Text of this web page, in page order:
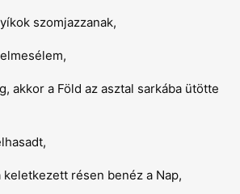
szomjazzanak,
akkor a Föld az asztal sarkába ütötte
keletkezett résen benéz a Nap,